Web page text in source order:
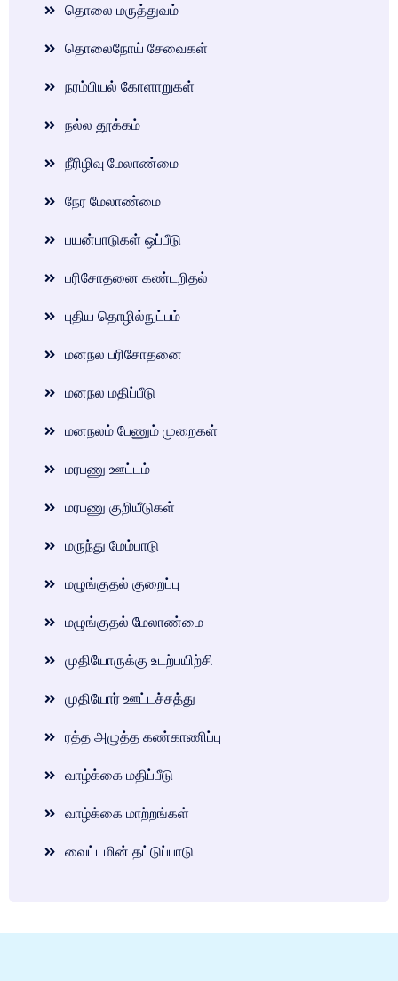
தொலை மருத்துவம்
தொலைநோய் சேவைகள்
நரம்பியல் கோளாறுகள்
நல்ல தூக்கம்
நீரிழிவு மேலாண்மை
நேர மேலாண்மை
பயன்பாடுகள் ஒப்பீடு
பரிசோதனை கண்டறிதல்
புதிய தொழில்நுட்பம்
மனநல பரிசோதனை
மனநல மதிப்பீடு
மனநலம் பேணும் முறைகள்
மரபணு ஊட்டம்
மரபணு குறியீடுகள்
மருந்து மேம்பாடு
மழுங்குதல் குறைப்பு
மழுங்குதல் மேலாண்மை
முதியோருக்கு உடற்பயிற்சி
முதியோர் ஊட்டச்சத்து
ரத்த அழுத்த கண்காணிப்பு
வாழ்க்கை மதிப்பீடு
வாழ்க்கை மாற்றங்கள்
வைட்டமின் தட்டுப்பாடு